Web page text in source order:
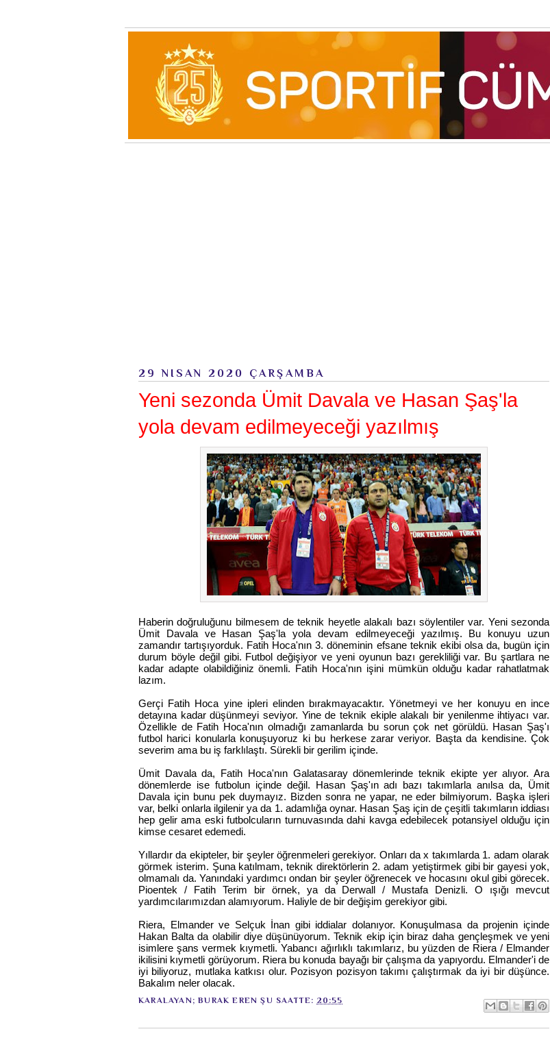
29 NISAN 2020 ÇARŞAMBA
Yeni sezonda Ümit Davala ve Hasan Şaş'la
yola devam edilmeyeceği yazılmış
Haberin doğruluğunu bilmesem de teknik heyetle alakalı bazı söylentiler var. Yeni sezonda
Ümit Davala ve Hasan Şaş'la yola devam edilmeyeceği yazılmış. Bu konuyu uzun
zamandır tartışıyorduk. Fatih Hoca'nın 3. döneminin efsane teknik ekibi olsa da, bugün için
durum böyle değil gibi. Futbol değişiyor ve yeni oyunun bazı gerekliliği var. Bu şartlara ne
kadar adapte olabildiğiniz önemli. Fatih Hoca'nın işini mümkün olduğu kadar rahatlatmak
lazım.
Gerçi Fatih Hoca yine ipleri elinden bırakmayacaktır. Yönetmeyi ve her konuyu en ince
detayına kadar düşünmeyi seviyor. Yine de teknik ekiple alakalı bir yenilenme ihtiyacı var.
Özellikle de Fatih Hoca'nın olmadığı zamanlarda bu sorun çok net görüldü. Hasan Şaş'ı
futbol harici konularla konuşuyoruz ki bu herkese zarar veriyor. Başta da kendisine. Çok
severim ama bu iş farklılaştı. Sürekli bir gerilim içinde.
Ümit Davala da, Fatih Hoca'nın Galatasaray dönemlerinde teknik ekipte yer alıyor. Ara
dönemlerde ise futbolun içinde değil. Hasan Şaş'ın adı bazı takımlarla anılsa da, Ümit
Davala için bunu pek duymayız. Bizden sonra ne yapar, ne eder bilmiyorum. Başka işleri
var, belki onlarla ilgilenir ya da 1. adamlığa oynar. Hasan Şaş için de çeşitli takımların iddiası
hep gelir ama eski futbolcuların turnuvasında dahi kavga edebilecek potansiyel olduğu için
kimse cesaret edemedi.
Yıllardır da ekipteler, bir şeyler öğrenmeleri gerekiyor. Onları da x takımlarda 1. adam olarak
görmek isterim. Şuna katılmam, teknik direktörlerin 2. adam yetiştirmek gibi bir gayesi yok,
olmamalı da. Yanındaki yardımcı ondan bir şeyler öğrenecek ve hocasını okul gibi görecek.
Pioentek / Fatih Terim bir örnek, ya da Derwall / Mustafa Denizli. O ışığı mevcut
yardımcılarımızdan alamıyorum. Haliyle de bir değişim gerekiyor gibi.
Riera, Elmander ve Selçuk İnan gibi iddialar dolanıyor. Konuşulmasa da projenin içinde
Hakan Balta da olabilir diye düşünüyorum. Teknik ekip için biraz daha gençleşmek ve yeni
isimlere şans vermek kıymetli. Yabancı ağırlıklı takımlarız, bu yüzden de Riera / Elmander
ikilisini kıymetli görüyorum. Riera bu konuda bayağı bir çalışma da yapıyordu. Elmander'i de
iyi biliyoruz, mutlaka katkısı olur. Pozisyon pozisyon takımı çalıştırmak da iyi bir düşünce.
Bakalım neler olacak.
KARALAYAN;BURAK EREN ŞU SAATTE: 20:55